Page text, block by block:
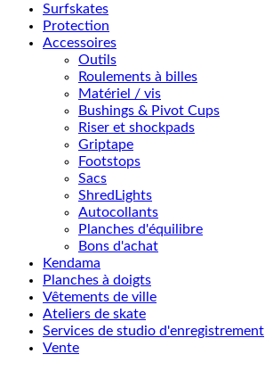
Surfskates
Protection
Accessoires
Outils
Roulements à billes
Matériel / vis
Bushings & Pivot Cups
Riser et shockpads
Griptape
Footstops
Sacs
ShredLights
Autocollants
Planches d'équilibre
Bons d'achat
Kendama
Planches à doigts
Vêtements de ville
Ateliers de skate
Services de studio d'enregistrement
Vente